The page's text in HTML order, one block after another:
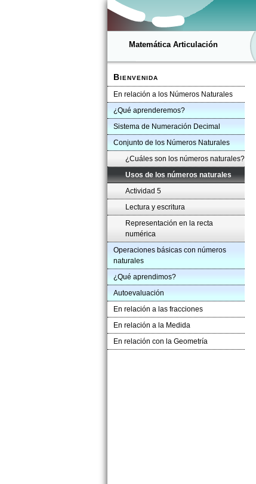
Matemática Articulación
Bienvenida
En relación a los Números Naturales
¿Qué aprenderemos?
Sistema de Numeración Decimal
Conjunto de los Números Naturales
¿Cuáles son los números naturales?
Usos de los números naturales
Actividad 5
Lectura y escritura
Representación en la recta
numérica
Operaciones básicas con números
naturales
¿Qué aprendimos?
Autoevaluación
En relación a las fracciones
En relación a la Medida
En relación con la Geometría